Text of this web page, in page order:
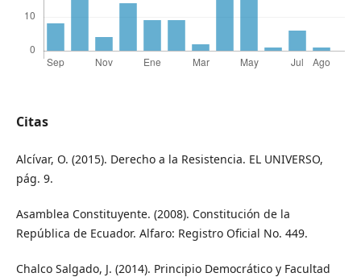
Citas
Alcívar, O. (2015). Derecho a la Resistencia. EL UNIVERSO,
pág. 9.
Asamblea Constituyente. (2008). Constitución de la
República de Ecuador. Alfaro: Registro Oficial No. 449.
Chalco Salgado, J. (2014). Principio Democrático y Facultad